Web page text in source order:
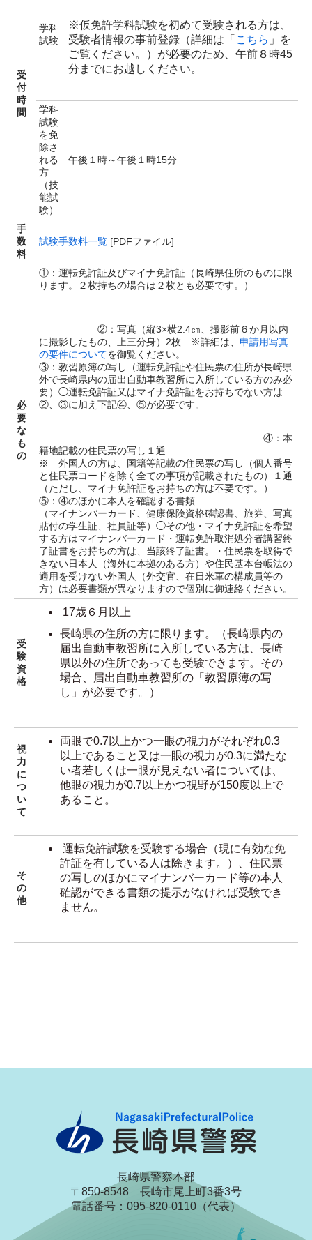
受
付
時
間
学科
試験
※仮免許学科試験を初めて受験される方は、
受験者情報の事前登録（詳細は「 こちら 」を
ご覧ください。）が必要のため、午前８時45
分までにお越しください。
学科
試験
を免
除さ
れる
方
（技
能試
験）
午後１時～午後１時15分
手
数
料
試験手数料一覧 [PDFファイル]
必
要
な
も
の
①：運転免許証及びマイナ免許証（長崎県住所のものに限
ります。２枚持ちの場合は２枚とも必要です。）
②：写真（縦3×横2.4㎝、撮影前６か月以内
に撮影したもの、上三分身）2枚 ※詳細は、 申請用写真
の要件についてを御覧ください。
③：教習原簿の写し（運転免許証や住民票の住所が長崎県
外で長崎県内の届出自動車教習所に入所している方のみ必
要）◯運転免許証又はマイナ免許証をお持ちでない方は
②、③に加え下記④、⑤が必要です。
④：本
籍地記載の住民票の写し１通
※ 外国人の方は、国籍等記載の住民票の写し（個人番号
と住民票コードを除く全ての事項が記載されたもの）１通
（ただし、マイナ免許証をお持ちの方は不要です。）
⑤：④のほかに本人を確認する書類
（マイナンバーカード、健康保険資格確認書、旅券、写真
貼付の学生証、社員証等）◯その他・マイナ免許証を希望
する方はマイナンバーカード・運転免許取消処分者講習終
了証書をお持ちの方は、当該終了証書。・住民票を取得で
きない日本人（海外に本拠のある方）や住民基本台帳法の
適用を受けない外国人（外交官、在日米軍の構成員等の
方）は必要書類が異なりますので個別に御連絡ください。
受
験
資
格
17歳６月以上
長崎県の住所の方に限ります。（長崎県内の
届出自動車教習所に入所している方は、長崎
県以外の住所であっても受験できます。その
場合、届出自動車教習所の「教習原簿の写
し」が必要です。）
視
力
に
つ
い
て
両眼で0.7以上かつ一眼の視力がそれぞれ0.3
以上であること又は一眼の視力が0.3に満たな
い者若しくは一眼が見えない者については、
他眼の視力が0.7以上かつ視野が150度以上で
あること。
そ
の
他
運転免許試験を受験する場合（現に有効な免
許証を有している人は除きます。）、住民票
の写しのほかにマイナンバーカード等の本人
確認ができる書類の提示がなければ受験でき
ません。
長崎県警察本部
〒850-8548 長崎市尾上町3番3号
電話番号：095-820-0110（代表）